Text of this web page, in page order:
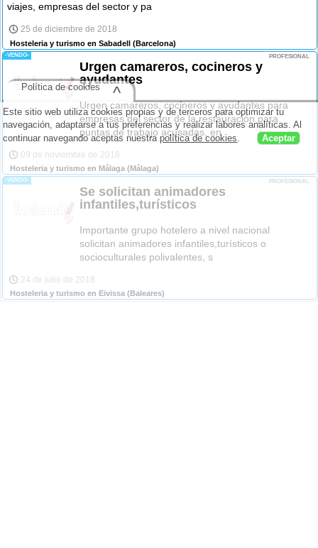
viajes, empresas del sector y pa
25 de diciembre de 2018
Hosteleria y turismo en Sabadell (Barcelona)
-VENDO- PROFESIONAL
Urgen camareros, cocineros y
ayudantes
Urgen camareros, cocineros y ayudantes para
empresas del sector de la restauración para
puntas de trabajo acusadas, en
09 de noviembre de 2018
Hosteleria y turismo en Málaga (Málaga)
-VENDO- PROFESIONAL
Se solicitan animadores
infantiles,turísticos
Importante grupo hotelero a nivel nacional
solicitan animadores infantiles,turísticos o
socioculturales polivalentes, s
24 de julio de 2018
Hosteleria y turismo en Eivissa (Baleares)
Este sitio web utiliza cookies propias y de terceros para optimizar tu
navegación, adaptarse a tus preferencias y realizar labores analíticas. Al
continuar navegando aceptas nuestrapolítica de cookies Aceptar
Política de cookies ^